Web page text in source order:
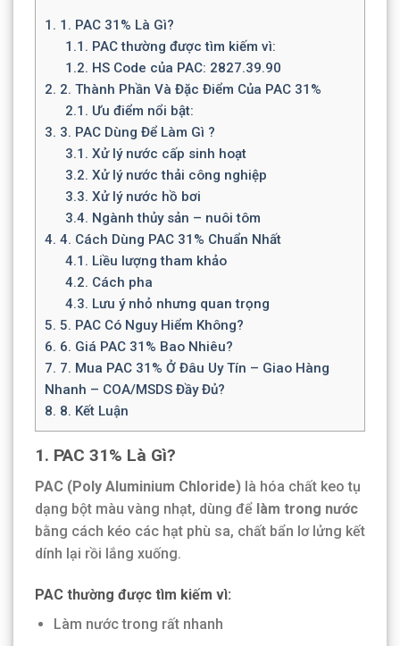
1. 1. PAC 31% Là Gì?
1.1. PAC thường được tìm kiếm vì:
1.2. HS Code của PAC: 2827.39.90
2. 2. Thành Phần Và Đặc Điểm Của PAC 31%
2.1. Ưu điểm nổi bật:
3. 3. PAC Dùng Để Làm Gì ?
3.1. Xử lý nước cấp sinh hoạt
3.2. Xử lý nước thải công nghiệp
3.3. Xử lý nước hồ bơi
3.4. Ngành thủy sản – nuôi tôm
4. 4. Cách Dùng PAC 31% Chuẩn Nhất
4.1. Liều lượng tham khảo
4.2. Cách pha
4.3. Lưu ý nhỏ nhưng quan trọng
5. 5. PAC Có Nguy Hiểm Không?
6. 6. Giá PAC 31% Bao Nhiêu?
7. 7. Mua PAC 31% Ở Đâu Uy Tín – Giao Hàng
Nhanh – COA/MSDS Đầy Đủ?
8. 8. Kết Luận
1. PAC 31% Là Gì?
PAC (Poly Aluminium Chloride) là hóa chất keo tụ
dạng bột màu vàng nhạt, dùng để làm trong nước
bằng cách kéo các hạt phù sa, chất bẩn lơ lửng kết
dính lại rồi lắng xuống.
PAC thường được tìm kiếm vì:
Làm nước trong rất nhanh